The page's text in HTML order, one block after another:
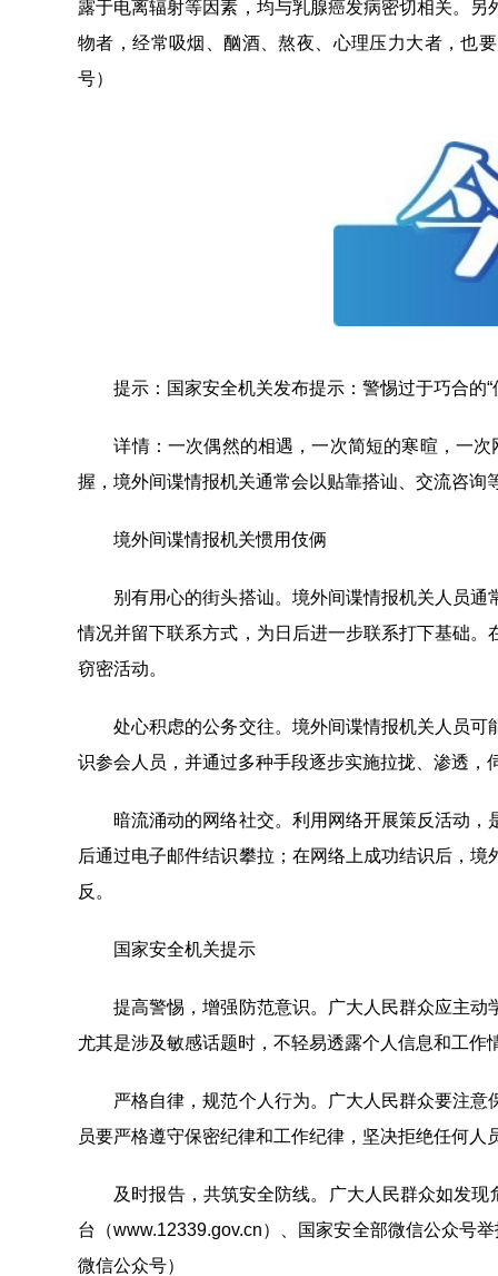
露于电离辐射等因素，均与乳腺癌发病密切相关。
物者，经常吸烟、酗酒、熬夜、心理压力大者，也
号）
提示：国家安全机关发布提示：警惕过于巧合的“
详情：一次偶然的相遇，一次简短的寒暄，一次
握，境外间谍情报机关通常会以贴靠搭讪、交流咨询
境外间谍情报机关惯用伎俩
别有用心的街头搭讪。境外间谍情报机关人员通
情况并留下联系方式，为日后进一步联系打下基础
窃密活动。
处心积虑的公务交往。境外间谍情报机关人员可
识参会人员，并通过多种手段逐步实施拉拢、渗透，
暗流涌动的网络社交。利用网络开展策反活动，
后通过电子邮件结识攀拉；在网络上成功结识后，
反。
国家安全机关提示
提高警惕，增强防范意识。广大人民群众应主动
尤其是涉及敏感话题时，不轻易透露个人信息和工
严格自律，规范个人行为。广大人民群众要注意
员要严格遵守保密纪律和工作纪律，坚决拒绝任何
及时报告，共筑安全防线。广大人民群众如发现
台（www.12339.gov.cn）、国家安全部微信公众号
微信公众号）